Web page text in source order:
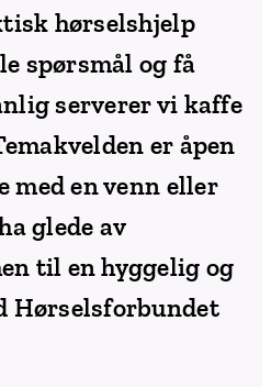
hørselshjelp
spørsmål og få
serverer vi kaffe
er åpen
med en venn eller
glede av
til en hyggelig og
Hørselsforbundet